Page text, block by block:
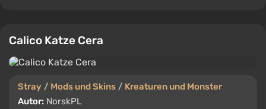
Calico Katze Cera
Stray / Mods und Skins / Kreaturen und Monster
Autor: NorskPL